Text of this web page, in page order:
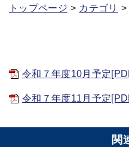
トップページ カテゴリ
令和７年度10月予定
令和７年度11月予定
関